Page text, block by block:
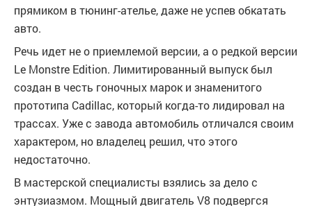
прямиком в тюнинг-ателье, даже не успев обкатать
авто.
Речь идет не о приемлемой версии, а о редкой версии
Le Monstre Edition. Лимитированный выпуск был
создан в честь гоночных марок и знаменитого
прототипа Cadillac, который когда-то лидировал на
трассах. Уже с завода автомобиль отличался своим
характером, но владелец решил, что этого
недостаточно.
В мастерской специалисты взялись за дело с
энтузиазмом. Мощный двигатель V8 подвергся